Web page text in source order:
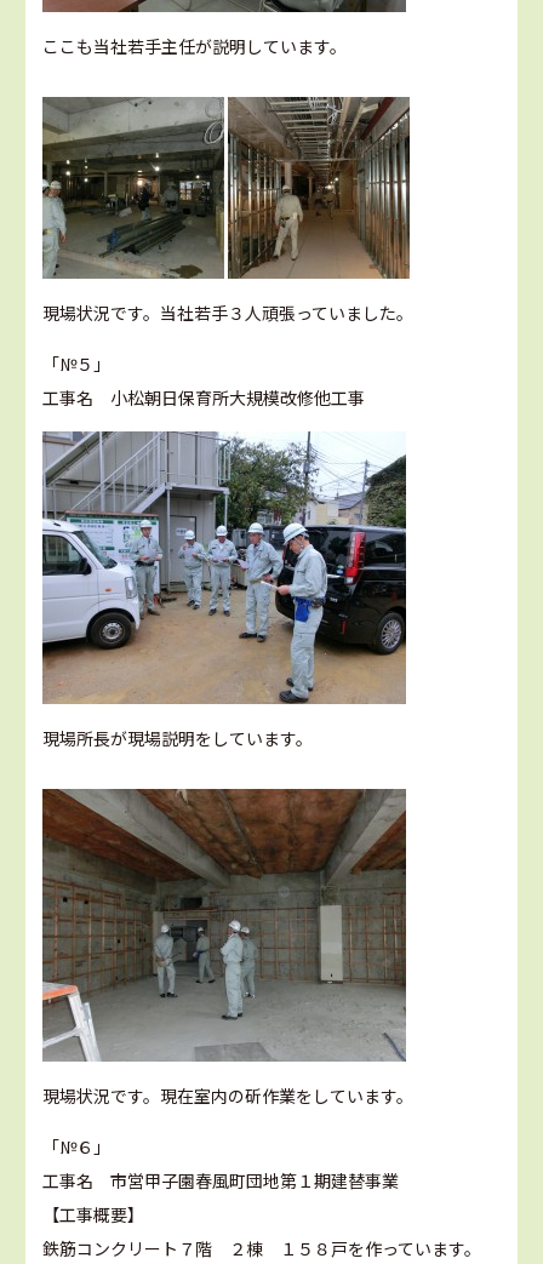
ここも当社若手主任が説明しています。
現場状況です。当社若手３人頑張っていました。
「№５」
工事名 小松朝日保育所大規模改修他工事
現場所長が現場説明をしています。
現場状況です。現在室内の斫作業をしています。
「№６」
工事名 市営甲子園春風町団地第１期建替事業
【工事概要】
鉄筋コンクリート７階 ２棟 １５８戸を作っています。